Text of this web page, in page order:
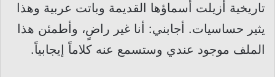
تاريخية أزيلت أسماؤها القديمة وباتت عربية وهذا
يثير حساسيات. أجابني: أنا غير راضٍ، وأطمئن هذا
الملف موجود عندي وستسمع عنه كلاماً إيجابياً.